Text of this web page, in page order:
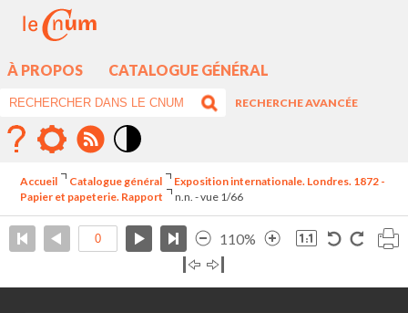
À PROPOS CATALOGUE GÉNÉRAL
RECHERCHE AVANCÉE
élévé
Accueil Catalogue général
Exposition internationale. Londres. 1872 -
Papier et papeterie. Rapport
n.n. - vue 1/66
110%